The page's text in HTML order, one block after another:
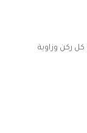
كل ركن وزاوية